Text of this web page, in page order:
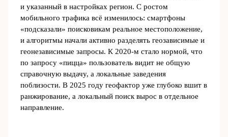
и указанный в настройках регион. С ростом
мобильного трафика всё изменилось: смартфоны
«подсказали» поисковикам реальное местоположение,
и алгоритмы начали активно разделять геозависимые и
геонезависимые запросы. К 2020‑м стало нормой, что
по запросу «пицца» пользователь видит не общую
справочную выдачу, а локальные заведения
поблизости. В 2025 году геофактор уже глубоко вшит в
ранжирование, а локальный поиск вырос в отдельное
направление.